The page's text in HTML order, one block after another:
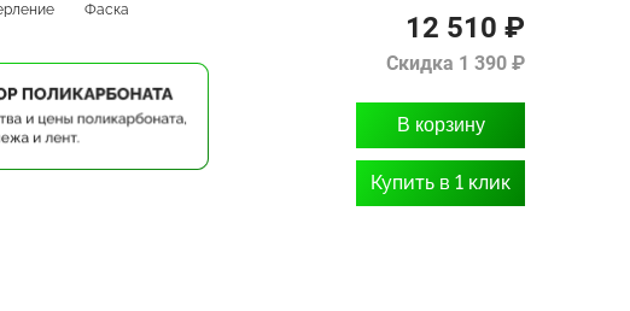
Фаска
12 510 ₽
Скидка 1 390 ₽
В корзину
Купить в 1 клик